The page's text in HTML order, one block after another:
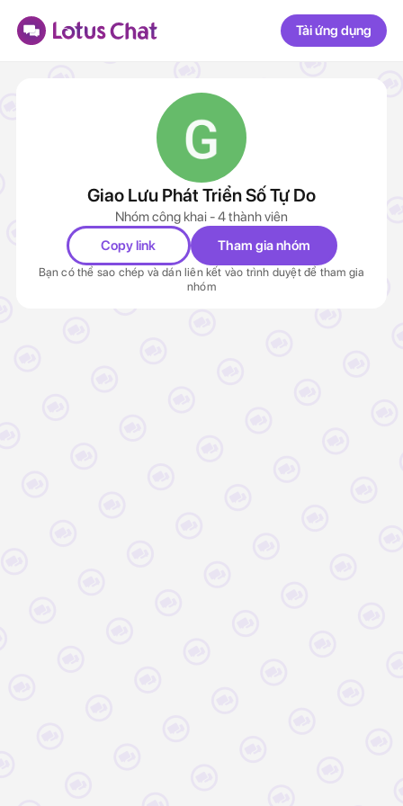
Tải ứng dụng
Giao Lưu Phát Triển Số Tự Do
Nhóm công khai - 4 thành viên
Copy link
Tham gia nhóm
Bạn có thể sao chép và dán liên kết vào trình duyệt để tham gia
nhóm